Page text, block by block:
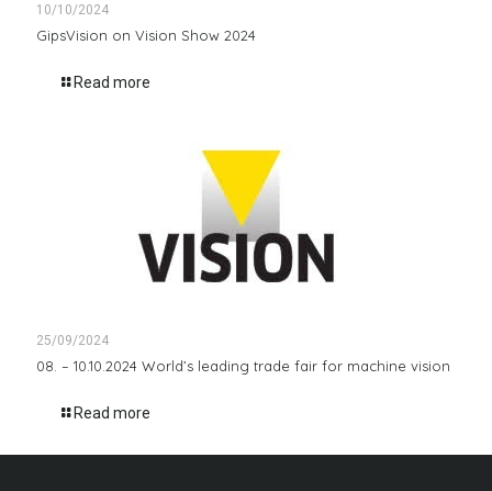
10/10/2024
GipsVision on Vision Show 2024
Read more
25/09/2024
08. – 10.10.2024 World’s leading trade fair for machine vision
Read more